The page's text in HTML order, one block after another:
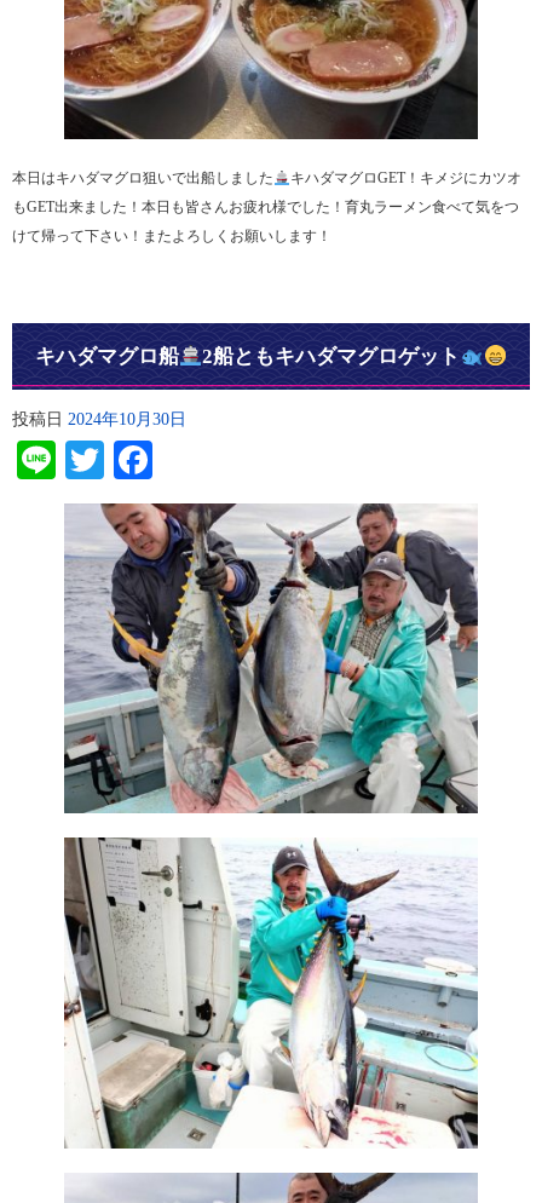
本日はキハダマグロ狙いで出船しました
キハダマグロGET！キメジにカツオ
もGET出来ました！本日も皆さんお疲れ様でした！育丸ラーメン食べて気をつ
けて帰って下さい！またよろしくお願いします！
キハダマグロ船 2船ともキハダマグロゲット
投稿日 2024年10月30日
LineTwitter